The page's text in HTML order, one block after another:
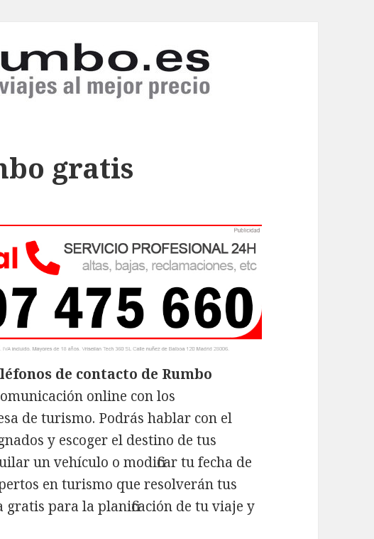
gratis
de contacto de Rumbo
online con los
de turismo. Podrás hablar con el
y escoger el destino de tus
un vehículo o modificar tu fecha de
en turismo que resolverán tus
para la planificación de tu viaje y